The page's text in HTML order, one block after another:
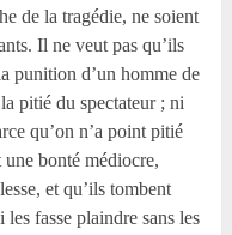
de la tragédie, ne soient
Il ne veut pas qu’ils
punition d’un homme de
pitié du spectateur ; ni
qu’on n’a point pitié
bonté médiocre,
et qu’ils tombent
fasse plaindre sans les